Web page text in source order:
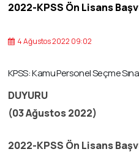
2022-KPSS Ön Lisans
4 Ağustos 2022 09:02
KPSS: Kamu Personel Seçme
DUYURU
(03 Ağustos 2022)
2022-KPSS Ön Lisans